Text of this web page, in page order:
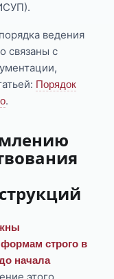
ведения
связаны с
Порядок
.
строго в
начала